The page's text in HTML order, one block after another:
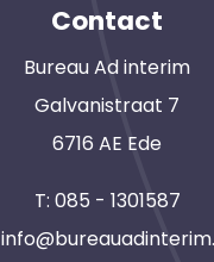
Contact
Bureau Ad interim
Galvanistraat 7
6716 AE Ede
T: 085 - 1301587